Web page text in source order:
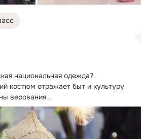
национальная одежда?
костюм отражает быт и культуру
верования...